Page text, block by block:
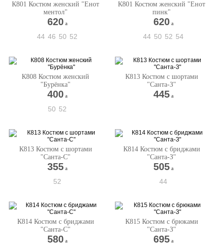
К801 Костюм женский "Енот
ментол"
620 a
44 46 50 52
К801 Костюм женский "Енот
пинк"
620 a
44 50 52 54
К808 Костюм женский
"Бурёнка"
400 a
50 52
К813 Костюм с шортами
"Санта-З"
445 a
К813 Костюм с шортами
"Санта-С"
355 a
52
К814 Костюм с бриджами
"Санта-З"
505 a
44
К814 Костюм с бриджами
"Санта-С"
580 a
К815 Костюм с брюками
"Санта-З"
695 a